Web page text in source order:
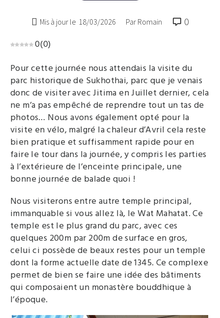
 Mis à jour le 18/03/2026 Par Romain
0
0(0)
Pour cette journée nous attendais la visite du
parc historique de Sukhothai, parc que je venais
donc de visiter avec Jitima en Juillet dernier, cela
ne m’a pas empêché de reprendre tout un tas de
photos… Nous avons également opté pour la
visite en vélo, malgré la chaleur d’Avril cela reste
bien pratique et suffisamment rapide pour en
faire le tour dans la journée, y compris les parties
à l’extérieure de l’enceinte principale, une
bonne journée de balade quoi !
Nous visiterons entre autre temple principal,
immanquable si vous allez là, le Wat Mahatat. Ce
temple est le plus grand du parc, avec ces
quelques 200m par 200m de surface en gros,
celui ci possède de beaux restes pour un temple
dont la forme actuelle date de 1345. Ce complexe
permet de bien se faire une idée des bâtiments
qui composaient un monastère bouddhique à
l’époque.